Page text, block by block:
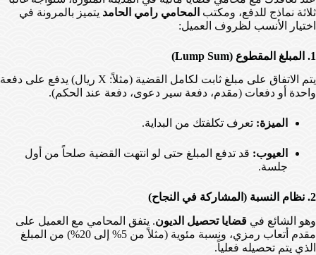
ثلاثة نماذج للدفع، ومكتب المحامي رامي الحامد يتميز بالمرونة في
اختيار الأنسب لظروف العميل:
1. المبلغ المقطوع (Lump Sum)
يتم الاتفاق على مبلغ ثابت لكامل القضية (مثلاً: X ريال) يدفع على دفعة
واحدة أو دفعات (مقدم، دفعة سير دعوى، دفعة عند الحكم).
الميزة: تعرف تكلفتك من البداية.
العيوب: قد تدفع المبلغ حتى لو انتهت القضية صلحاً من أول
جلسة.
2. نظام النسبة (المشاركة في النجاح)
وهو الشائع في قضايا تحصيل الديون. يتفق المحامي مع العميل على
مقدم أتعاب رمزي، ونسبة مئوية (مثلاً من 5% إلى 20%) من المبلغ
الذي يتم تحصيله فعلياً.